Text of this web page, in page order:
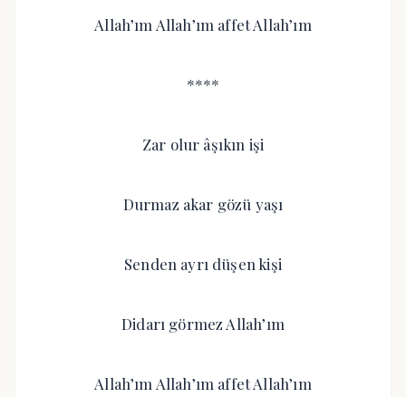
Allah’ım Allah’ım affet Allah’ım
****
Zar olur âşıkın işi
Durmaz akar gözü yaşı
Senden ayrı düşen kişi
Didarı görmez Allah’ım
Allah’ım Allah’ım affet Allah’ım